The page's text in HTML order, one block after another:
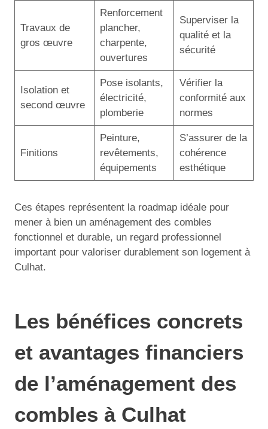
Travaux de
gros œuvre
Renforcement
plancher,
charpente,
ouvertures
Superviser la
qualité et la
sécurité
Isolation et
second œuvre
Pose isolants,
électricité,
plomberie
Vérifier la
conformité aux
normes
Finitions
Peinture,
revêtements,
équipements
S’assurer de la
cohérence
esthétique
Ces étapes représentent la roadmap idéale pour
mener à bien un aménagement des combles
fonctionnel et durable, un regard professionnel
important pour valoriser durablement son logement à
Culhat.
Les bénéfices concrets
et avantages financiers
de l’aménagement des
combles à Culhat